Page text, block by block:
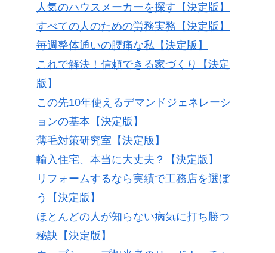
人気のハウスメーカーを探す【決定版】
すべての人のための労務実務【決定版】
毎週整体通いの腰痛な私【決定版】
これで解決！信頼できる家づくり【決定
版】
この先10年使えるデマンドジェネレーシ
ョンの基本【決定版】
薄毛対策研究室【決定版】
輸入住宅、本当に大丈夫？【決定版】
リフォームするなら実績で工務店を選ぼ
う【決定版】
ほとんどの人が知らない病気に打ち勝つ
秘訣【決定版】